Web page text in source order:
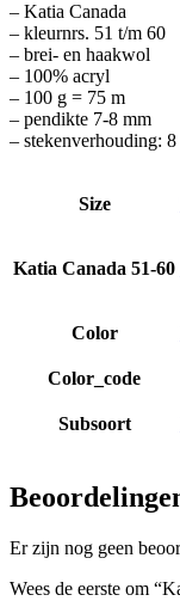
– Katia Canada
– kleurnrs. 51 t/m 60
– brei- en haakwol
– 100% acryl
– 100 g = 75 m
– pendikte 7-8 mm
– stekenverhouding:
Size
Katia Canada 51-60
Color
Color_code
Subsoort
Er zijn nog geen
Wees de eerste om